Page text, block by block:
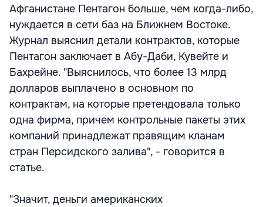
Афганистане Пентагон больше, чем когда-либо,
нуждается в сети баз на Ближнем Востоке.
Журнал выяснил детали контрактов, которые
Пентагон заключает в Абу-Даби, Кувейте и
Бахрейне. "Выяснилось, что более 13 млрд
долларов выплачено в основном по
контрактам, на которые претендовала только
одна фирма, причем контрольные пакеты этих
компаний принадлежат правящим кланам
стран Персидского залива", - говорится в
статье.
"Значит, деньги американских